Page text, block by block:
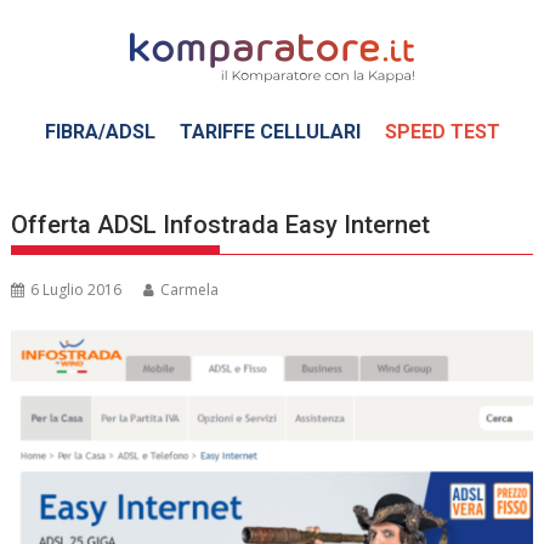
FIBRA/ADSL TARIFFE CELLULARI SPEED TEST
Offerta ADSL Infostrada Easy Internet
6 Luglio 2016 Carmela